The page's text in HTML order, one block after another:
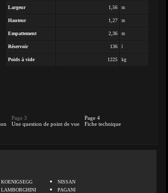
Largeur 1,56 m
Hauteur 1,27 m
Empattement 2,36 m
Réservoir 136 l
Poids à vide 1225 kg
Page 3
Une question de point de vue
Page 4
Fiche technique
KOENIGSEGG
LAMBORGHINI
NISSAN
PAGANI